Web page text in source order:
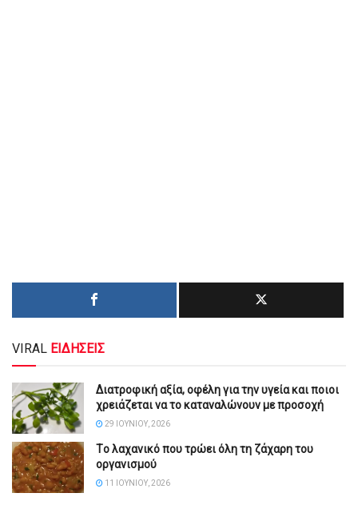
VIRAL ΕΙΔΗΣΕΙΣ
Διατροφική αξία, οφέλη για την υγεία και ποιοι
χρειάζεται να το καταναλώνουν με προσοχή
29 ΙΟΥΝΊΟΥ, 2026
Tο λαχανικό που τρώει όλη τη ζάχαρη του
οργανισμού
11 ΙΟΥΝΊΟΥ, 2026